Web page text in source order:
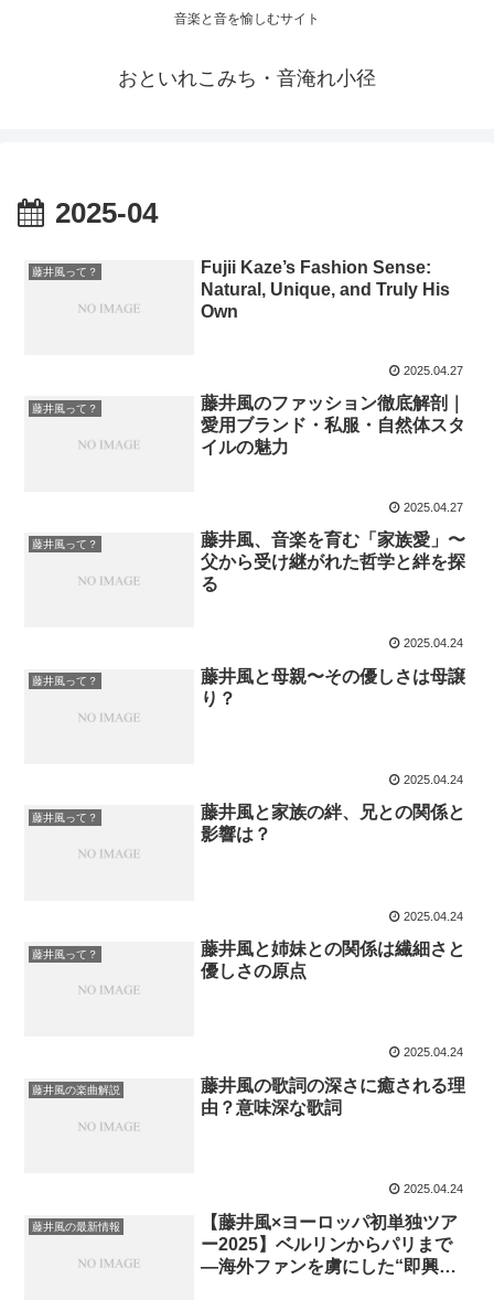
音楽と音を愉しむサイト
おといれこみち・音淹れ小径
2025-04
藤井風って？
Fujii Kaze’s Fashion Sense:
Natural, Unique, and Truly His
Own
2025.04.27
藤井風って？
藤井風のファッション徹底解剖｜
愛用ブランド・私服・自然体スタ
イルの魅力
2025.04.27
藤井風って？
藤井風、音楽を育む「家族愛」〜
父から受け継がれた哲学と絆を探
る
2025.04.24
藤井風って？
藤井風と母親〜その優しさは母譲
り？
2025.04.24
藤井風って？
藤井風と家族の絆、兄との関係と
影響は？
2025.04.24
藤井風って？
藤井風と姉妹との関係は繊細さと
優しさの原点
2025.04.24
藤井風の楽曲解説
藤井風の歌詞の深さに癒される理
由？意味深な歌詞
2025.04.24
藤井風の最新情報
【藤井風×ヨーロッパ初単独ツア
ー2025】ベルリンからパリまで
―海外ファンを虜にした“即興と